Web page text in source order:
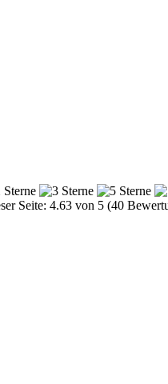
Seite: 4.63 von 5 (40